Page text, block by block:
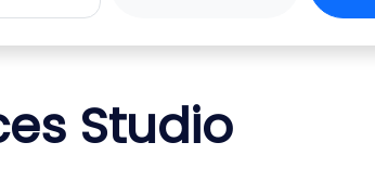
Studio